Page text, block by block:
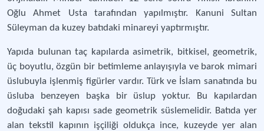
Oğlu Ahmet Usta tarafından yapılmıştır. Kanuni Sultan
Süleyman da kuzey batıdaki minareyi yaptırmıştır.
Yapıda bulunan taç kapılarda asimetrik, bitkisel, geometrik,
üç boyutlu, özgün bir betimleme anlayışıyla ve barok mimari
üslubuyla işlenmiş figürler vardır. Türk ve İslam sanatında bu
üsluba benzeyen başka bir üslup yoktur. Bu kapılardan
doğudaki şah kapısı sade geometrik süslemelidir. Batıda yer
alan tekstil kapının işçiliği oldukça ince, kuzeyde yer alan